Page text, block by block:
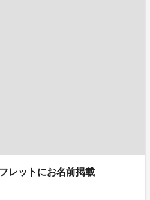
レットにお名前掲載